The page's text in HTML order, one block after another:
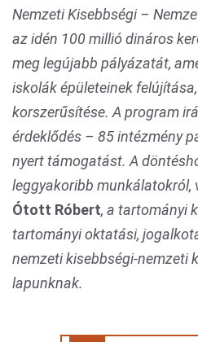
Nemzeti Kisebbségi –
az idén 100 millió dináros
meg legújabb pályázatát,
iskolák épületeinek
korszerűsítése. A program
érdeklődés – 85 intézmény
nyert támogatást. A
leggyakoribb munkálatokról,
Ótott Róbert, a tartományi
tartományi oktatási,
nemzeti kisebbségi-nemzeti
lapunknak.